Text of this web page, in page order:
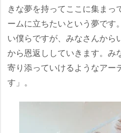
きな夢を持ってここに集まっ
ームに立ちたいという夢です
い僕らですが、みなさんから
から恩返ししていきます。み
寄り添っていけるようなアー
す」。